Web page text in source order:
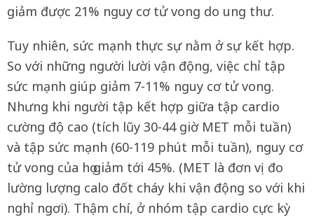
giảm được 21% nguy cơ tử vong do ung thư.
Tuy nhiên, sức mạnh thực sự nằm ở sự kết hợp.
So với những người lười vận động, việc chỉ tập
sức mạnh giúp giảm 7-11% nguy cơ tử vong.
Nhưng khi người tập kết hợp giữa tập cardio
cường độ cao (tích lũy 30-44 giờ MET mỗi tuần)
và tập sức mạnh (60-119 phút mỗi tuần), nguy cơ
tử vong của họ giảm tới 45%. (MET là đơn vị đo
lường lượng calo đốt cháy khi vận động so với khi
nghỉ ngơi). Thậm chí, ở nhóm tập cardio cực kỳ